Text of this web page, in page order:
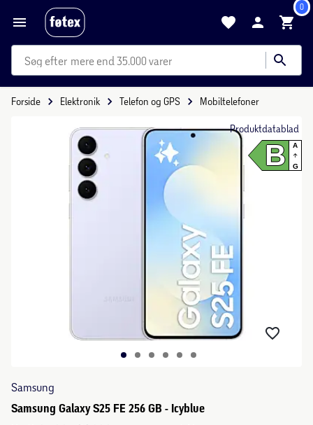
0
mere end 35.000 varer
Forside Elektronik Telefon og GPS Mobiltelefoner
Produktdatablad
B A
G
Samsung
Samsung Galaxy S25 FE 256 GB - Icyblue